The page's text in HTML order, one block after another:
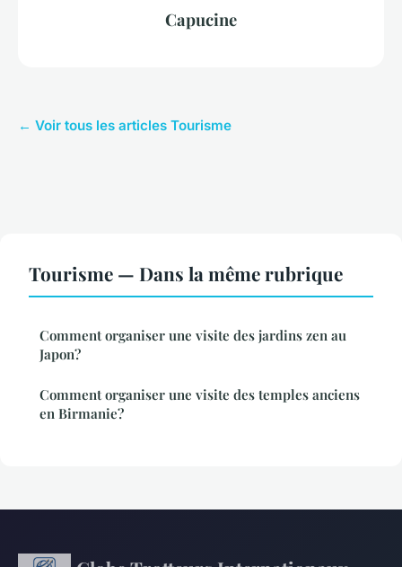
Capucine
← Voir tous les articles Tourisme
Tourisme — Dans la même rubrique
Comment organiser une visite des jardins zen au
Japon?
Comment organiser une visite des temples anciens
en Birmanie?